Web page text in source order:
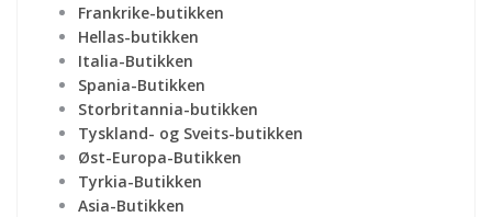
Frankrike-butikken
Hellas-butikken
Italia-Butikken
Spania-Butikken
Storbritannia-butikken
Tyskland- og Sveits-butikken
Øst-Europa-Butikken
Tyrkia-Butikken
Asia-Butikken